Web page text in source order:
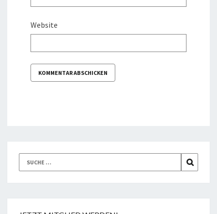
Website
Suche
nach: